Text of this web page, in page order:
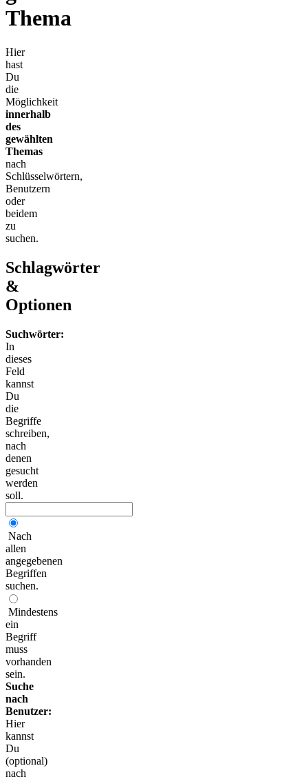
Thema
Hier
hast
Du
die
Möglichkeit
innerhalb
des
gewählten
Themas
nach
Schlüsselwörtern,
Benutzern
oder
beidem
zu
suchen.
Schlagwörter
&
Optionen
Suchwörter:
In
dieses
Feld
kannst
Du
die
Begriffe
schreiben,
nach
denen
gesucht
werden
soll.
Nach
allen
angegebenen
Begriffen
suchen.
Mindestens
ein
Begriff
muss
vorhanden
sein.
Suche
nach
Benutzer:
Hier
kannst
Du
(optional)
nach